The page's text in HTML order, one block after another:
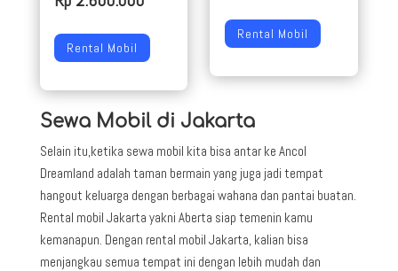
Rental Mobil
Rental Mobil
Sewa Mobil di Jakarta
Selain itu,ketika sewa mobil kita bisa antar ke Ancol
Dreamland adalah taman bermain yang juga jadi tempat
hangout keluarga dengan berbagai wahana dan pantai buatan.
Rental mobil Jakarta yakni Aberta siap temenin kamu
kemanapun. Dengan rental mobil Jakarta, kalian bisa
menjangkau semua tempat ini dengan lebih mudah dan